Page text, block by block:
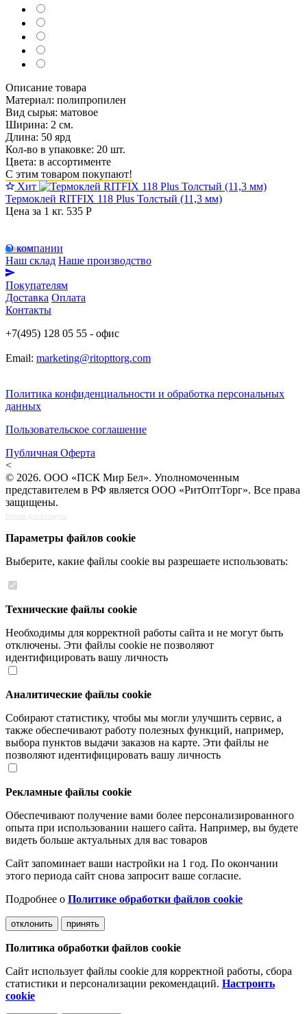
Описание товара
Материал: полипропилен
Вид сырья: матовое
Ширина: 2 см.
Длина: 50 ярд
Кол-во в упаковке: 20 шт.
Цвета: в ассортименте
С этим товаром покупают!
Хит
Термоклей RITFIX 118 Plus Толстый (11,3 мм)
Цена за 1 кг. 535 Р
О компании
Наш склад Наше производство
Покупателям
Доставка Оплата
Контакты
+7(495) 128 05 55 - офис
Email: marketing@ritopttorg.com
Политика конфиденциальности и обработка персональных
данных
Пользовательское соглашение
Публичная Оферта
<
© 2026. ООО «ПСК Мир Бел». Уполномоченным
представителем в РФ является ООО «РитОптТорг». Все права
защищены.
Версия для Беларуси
Параметры файлов cookie
Выберите, какие файлы cookie вы разрешаете использовать:
Технические файлы cookie
Необходимы для корректной работы сайта и не могут быть
отключены. Эти файлы cookie не позволяют
идентифицировать вашу личность
Аналитические файлы cookie
Собирают статистику, чтобы мы могли улучшить сервис, а
также обеспечивают работу полезных функций, например,
выбора пунктов выдачи заказов на карте. Эти файлы не
позволяют идентифицировать вашу личность
Рекламные файлы cookie
Обеспечивают получение вами более персонализированного
опыта при использовании нашего сайта. Например, вы будете
видеть больше актуальных для вас товаров
Сайт запоминает ваши настройки на 1 год. По окончании
этого периода сайт снова запросит ваше согласие.
Подробнее о Политике обработки файлов cookie
отклонить принять
Политика обработки файлов cookie
Сайт использует файлы cookie для корректной работы, сбора
статистики и персонализации рекомендаций. Настроить
cookie